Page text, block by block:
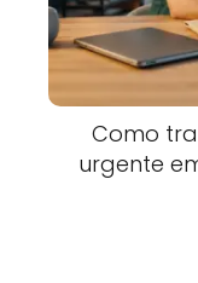
Como
urgente